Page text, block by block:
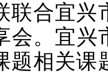
联合宜兴
会。宜兴
题相关课